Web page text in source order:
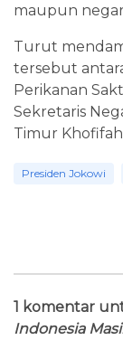
maupun
Turut
tersebut
Perikanan
Sekretaris
Timur
Presiden Jokowi
1 komentar
Indonesia